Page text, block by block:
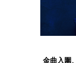
金曲入圍